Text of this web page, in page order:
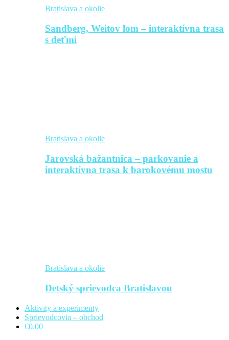
Bratislava a okolie
Sandberg, Weitov lom – interaktívna trasa
s deťmi
Bratislava a okolie
Jarovská bažantnica – parkovanie a
interaktívna trasa k barokovému mostu
Bratislava a okolie
Detský sprievodca Bratislavou
Aktivity a experimenty
Sprievodcovia – obchod
€0.00